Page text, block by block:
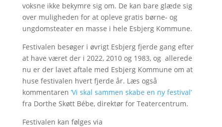
voksne ikke bekymre sig om. De kan bare glæde sig
over muligheden for at opleve gratis børne- og
ungdomsteater en masse i hele Esbjerg Kommune.
Festivalen besøger i øvrigt Esbjerg fjerde gang efter
at have været der i 2022, 2010 og 1983, og allerede
nu er der lavet aftale med Esbjerg Kommune om at
huse festivalen hvert fjerde år. Læs også
kommentaren ’Vi skal sammen skabe en ny festival’
fra Dorthe Skøtt Bébe, direktør for Teatercentrum.
Festivalen kan følges via